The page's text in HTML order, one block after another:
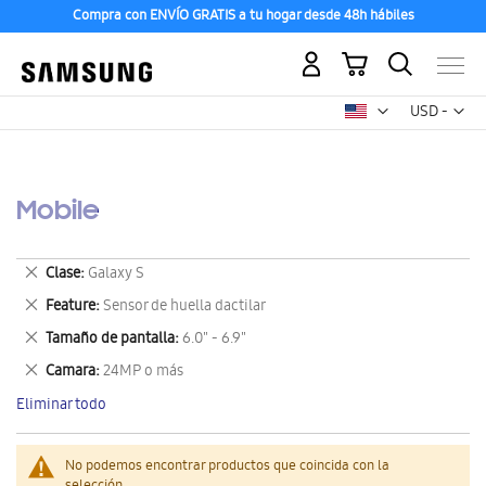
Compra con ENVÍO GRATIS a tu hogar desde 48h hábiles
USD -
dólar
Mi carrito
Mobile
No podemos encontrar productos que coincida con la
Clase Galaxy S
Eliminar
este
artículo
Feature Sensor de huella dactilar
Eliminar
este
artículo
Tamaño de pantalla 6.0" - 6.9"
Eliminar
este
artículo
Camara 24MP o más
Eliminar
este
artículo
Eliminar todo